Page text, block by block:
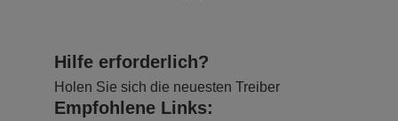
Hilfe erforderlich?
Holen Sie sich die neuesten Treiber
Empfohlene Links: